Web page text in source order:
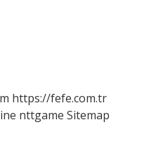
https://fefe.com.tr
nttgame Sitemap